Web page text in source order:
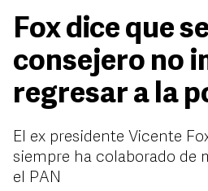
Fox dice que
consejero no
regresar a la
El ex presidente Vicente
siempre ha colaborado de
el PAN